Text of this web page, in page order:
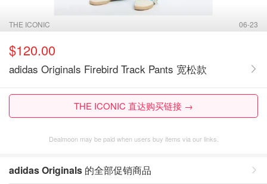
THE ICONIC 06-23
$120.00
adidas Originals Firebird Track Pants 宽松款
THE ICONIC 直达购买链接 →
Dealmoon may be paid when users buy items via our links.
adidas Originals 的全部促销商品